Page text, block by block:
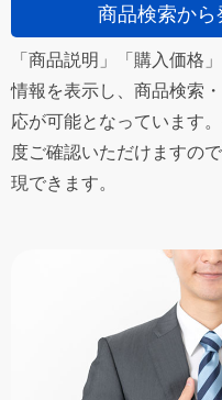
商品検索から
「商品説明」「購入価格
情報を表示し、商品検索
応が可能となっています
度ご確認いただけますの
現できます。